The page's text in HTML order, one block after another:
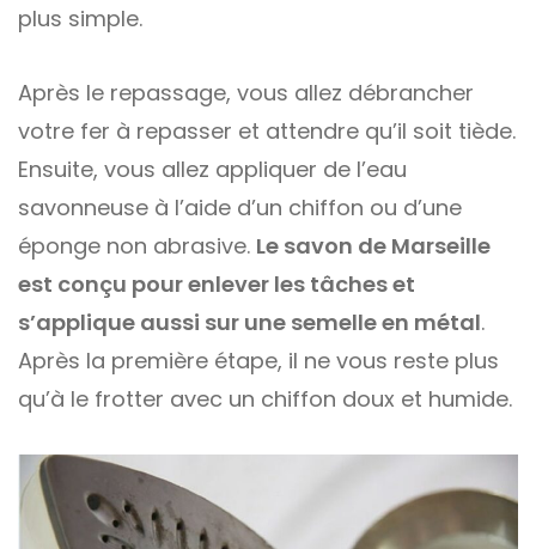
plus simple.
Après le repassage, vous allez débrancher
votre fer à repasser et attendre qu’il soit tiède.
Ensuite, vous allez appliquer de l’eau
savonneuse à l’aide d’un chiffon ou d’une
éponge non abrasive. Le savon de Marseille
est conçu pour enlever les tâches et
s’applique aussi sur une semelle en métal.
Après la première étape, il ne vous reste plus
qu’à le frotter avec un chiffon doux et humide.